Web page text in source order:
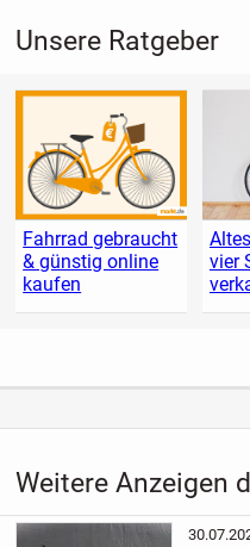
Unsere Ratgeber
Fahrrad gebraucht
& günstig online
kaufen
vier
Weitere Anzeigen